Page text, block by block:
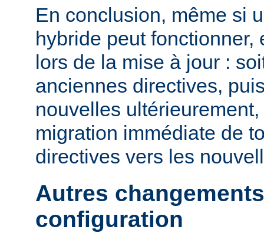
En conclusion, même si
hybride peut fonctionner,
lors de la mise à jour :
anciennes directives,
nouvelles
migration immédiate de
directives vers les
Autres
configuration